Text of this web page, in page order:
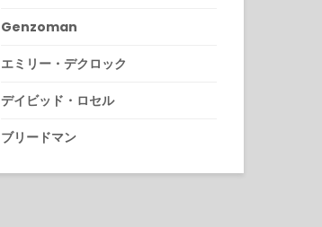
Genzoman
エミリー・デクロック
デイビッド・ロセル
ブリードマン